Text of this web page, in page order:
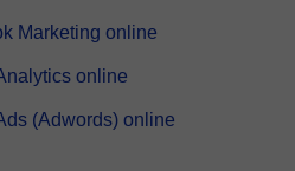
Marketing online
online
(Adwords) online